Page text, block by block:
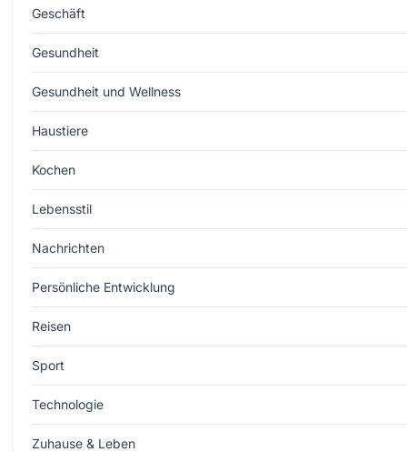
Geschäft
Gesundheit
Gesundheit und Wellness
Haustiere
Kochen
Lebensstil
Nachrichten
Persönliche Entwicklung
Reisen
Sport
Technologie
Zuhause & Leben